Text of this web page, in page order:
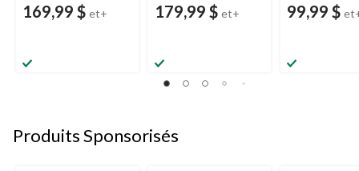
169,99 $ et+ 179,99 $ et+ 99,99 $
Produits Sponsorisés